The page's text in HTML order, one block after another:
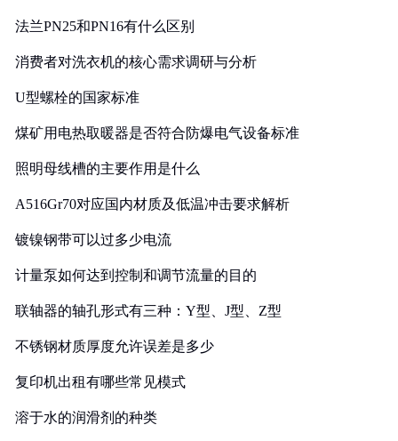
法兰PN25和PN16有什么区别
消费者对洗衣机的核心需求调研与分析
U型螺栓的国家标准
煤矿用电热取暖器是否符合防爆电气设备标准
照明母线槽的主要作用是什么
A516Gr70对应国内材质及低温冲击要求解析
镀镍钢带可以过多少电流
计量泵如何达到控制和调节流量的目的
联轴器的轴孔形式有三种：Y型、J型、Z型
不锈钢材质厚度允许误差是多少
复印机出租有哪些常见模式
溶于水的润滑剂的种类